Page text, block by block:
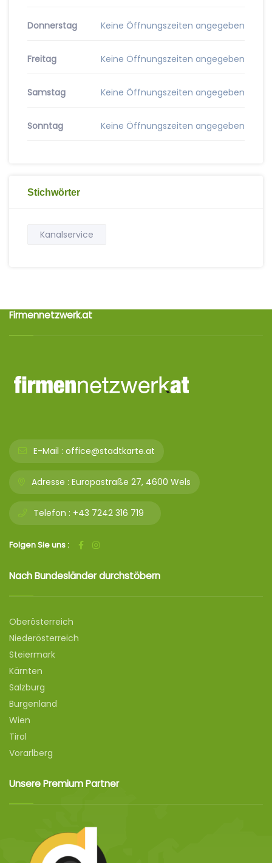
Donnerstag Keine Öffnungszeiten angegeben
Freitag Keine Öffnungszeiten angegeben
Samstag Keine Öffnungszeiten angegeben
Sonntag Keine Öffnungszeiten angegeben
Stichwörter
Kanalservice
Firmennetzwerk.at
E-Mail : office@stadtkarte.at
Adresse : Europastraße 27, 4600 Wels
Telefon : +43 7242 316 719
Folgen Sie uns :
Nach Bundesländer durchstöbern
Oberösterreich
Niederösterreich
Steiermark
Kärnten
Salzburg
Burgenland
Wien
Tirol
Vorarlberg
Unsere Premium Partner